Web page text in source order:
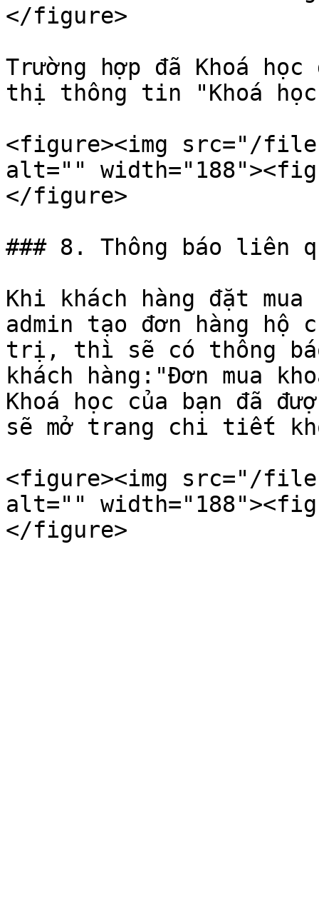
</figure>
Trường hợp đã Khoá
thị thông tin "Khoá
<figure><img src="/
alt=""
</figure>
### 8. Thông báo liên
Khi khách hàng đặt
admin tạo đơn hàng hộ
trị, thì sẽ có thông
khách hàng:"Đơn mua
Khoá học của bạn đã
sẽ mở trang chi tiết
<figure><img src="/
alt=""